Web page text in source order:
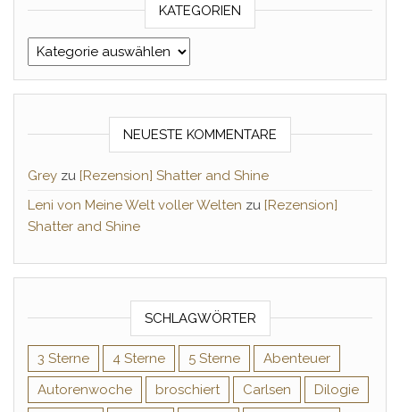
KATEGORIEN
Kategorien
NEUESTE KOMMENTARE
Grey zu [Rezension] Shatter and Shine
Leni von Meine Welt voller Welten zu [Rezension]
Shatter and Shine
SCHLAGWÖRTER
3 Sterne 4 Sterne 5 Sterne
Abenteuer
Autorenwoche
broschiert Carlsen
Dilogie